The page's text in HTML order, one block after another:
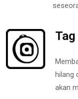
hilang
akan